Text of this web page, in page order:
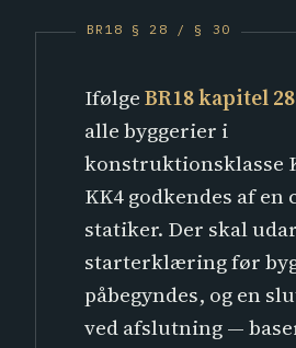
IfølgeBR18 kapitel
alle byggerier i
konstruktionsklasse
KK4 godkendes af
statiker. Der skal
starterklæring før
påbegyndes, og en
ved afslutning —